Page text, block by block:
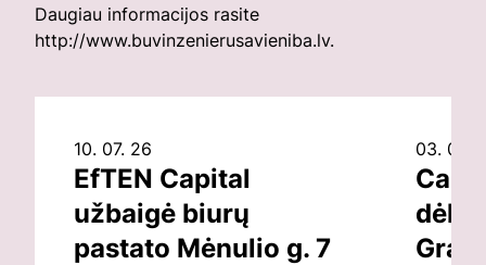
Daugiau informacijos rasite
http://www.buvinzenierusavieniba.lv.
10. 07. 26
EfTEN Capital
užbaigė biurų
pastato Mėnulio g. 7
03. 07.
dėl